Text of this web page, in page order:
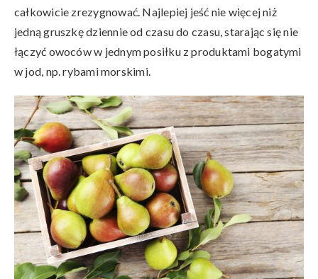
całkowicie zrezygnować. Najlepiej jeść nie więcej niż
jedną gruszkę dziennie od czasu do czasu, starając się nie
łączyć owoców w jednym posiłku z produktami bogatymi
w jod, np. rybami morskimi.